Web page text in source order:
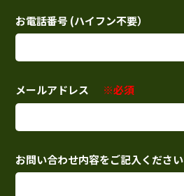
お電話番号 (ハイフン不要）
メールアドレス ※必須
お問い合わせ内容をご記入ください